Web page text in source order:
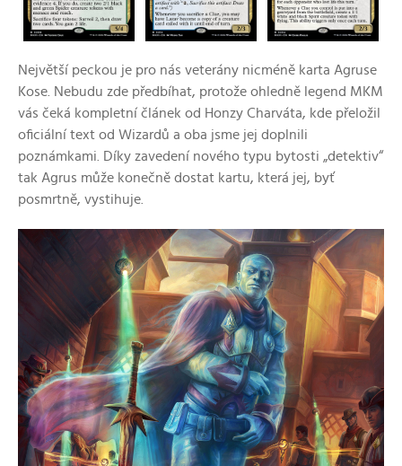
Největší peckou je pro nás veterány nicméně karta Agruse
Kose. Nebudu zde předbíhat, protože ohledně legend MKM
vás čeká kompletní článek od Honzy Charváta, kde přeložil
oficiální text od Wizardů a oba jsme jej doplnili
poznámkami. Díky zavedení nového typu bytosti „detektiv“
tak Agrus může konečně dostat kartu, která jej, byť
posmrtně, vystihuje.